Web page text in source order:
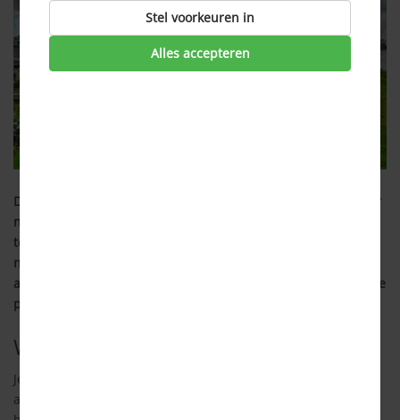
De huizenprijzen zijn ongekend hoog en ook in 2023 wordt er
nog geen daling verwacht. Wel gaat de prijsstijging afvlakken
ten opzichte van afgelopen jaren. De vraag voor een huis is
nog steeds erg groot, maar door de oorlog in Oekraïne,
aanhoudende inflatie en oplopende hypotheekrente zullen de
prijzen minder hard oplopen als voorheen.
Waarom de prijzen blijven stijgen
Je zult misschien denken dat door de energiecrisis en
aanhoudende inflatie mensen minder financiële middelen
Stel voorkeuren in
Alles accepteren